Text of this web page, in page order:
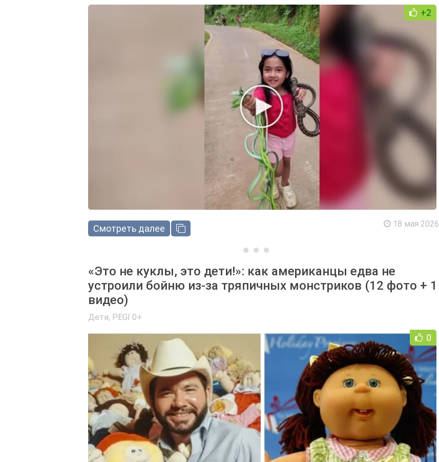
+2
Смотреть далее 18 мая 2026
«Это не куклы, это дети!»: как американцы едва не
устроили бойню из-за тряпичных монстриков (12 фото + 1
видео)
Дети, PEGI 0+
0